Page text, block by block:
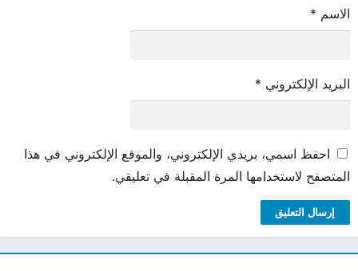
الاسم *
البريد الإلكتروني *
احفظ اسمي، بريدي الإلكتروني، والموقع الإلكتروني في هذا
المتصفح لاستخدامها المرة المقبلة في تعليقي.